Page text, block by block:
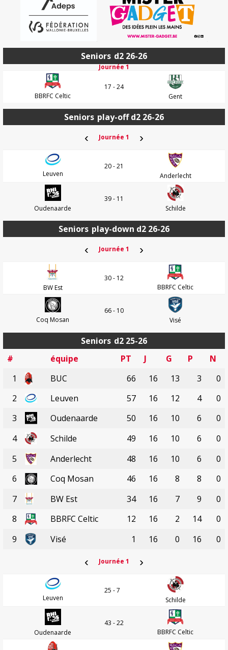
Seniors d2 26-26
Journée 1
BBRFC Celtic
17 - 24
Gent
Seniors play-off d2 26-26
‹ Journée 1 ›
Leuven
20 - 21
Anderlecht
Oudenaarde
39 - 11
Schilde
Seniors play-down d2 26-26
‹ Journée 1 ›
BW Est
30 - 12
BBRFC Celtic
Coq Mosan
66 - 10
Visé
Seniors d2 25-26
#
équipe PT J G P
N
1
BUC 66 16 13 3
0
2
Leuven 57 16 12 4
0
3
Oudenaarde 50 16 10 6
0
4
Schilde 49 16 10 6
0
5
Anderlecht 48 16 10 6
0
6
Coq Mosan 46 16 8 8
0
7
BW Est 34 16 7 9
0
8
BBRFC Celtic 12 16 2 14
0
9
Visé 1 16 0 16 0
‹ Journée 1 ›
Leuven
25 - 7
Schilde
Oudenaarde
43 - 22
BBRFC Celtic